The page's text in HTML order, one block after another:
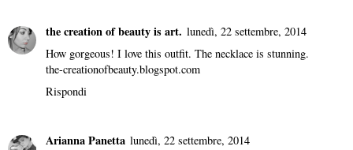
the creation of beauty is art. lunedì, 22 settembre, 2014
How gorgeous! I love this outfit. The necklace is stunning.
the-creationofbeauty.blogspot.com
Rispondi
Arianna Panetta lunedì, 22 settembre, 2014